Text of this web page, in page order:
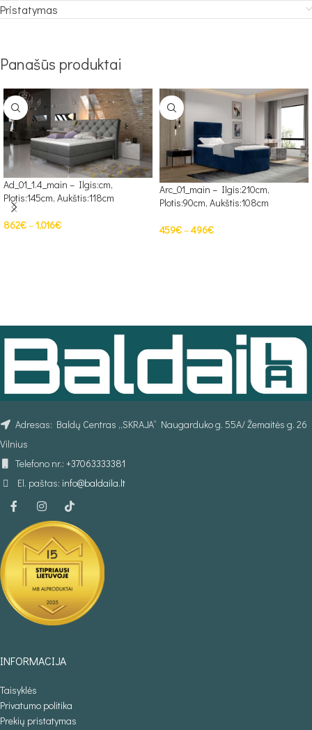
Pristatymas
Panašūs produktai
Ad_01_1.4_main – Ilgis:cm,
Plotis:145cm, Aukštis:118cm
862€–1,016€
Arc_01_main – Ilgis:210cm,
Plotis:90cm, Aukštis:108cm
459€–496€
Adresas: Baldų Centras „SKRAJA“ Naugarduko g. 55A/ Žemaitės g. 26
Vilnius
Telefono nr.: +37063333381
El. paštas: info@baldaila.lt
INFORMACIJA
Taisyklės
Privatumo politika
Prekių pristatymas